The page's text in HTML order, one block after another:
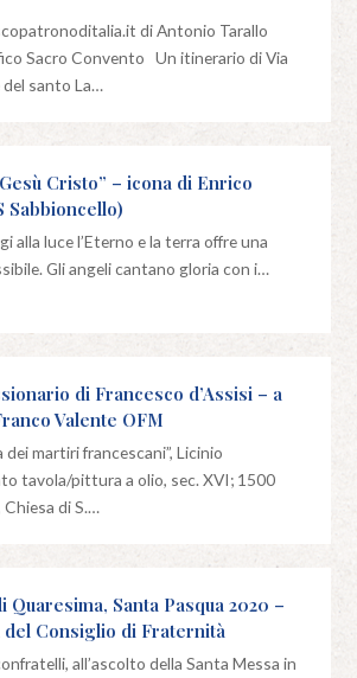
di Antonio Tarallo
Sacro Convento Un itinerario di Via
del santo La…
Cristo” – icona di Enrico
Sabbioncello)
alla luce l’Eterno e la terra offre una
Gli angeli cantano gloria con i…
di Francesco d’Assisi – a
Valente OFM
dei martiri francescani”, Licinio
tavola/pittura a olio, sec. XVI; 1500
di S.…
Santa Pasqua 2020 –
del Consiglio di Fraternità
all’ascolto della Santa Messa in